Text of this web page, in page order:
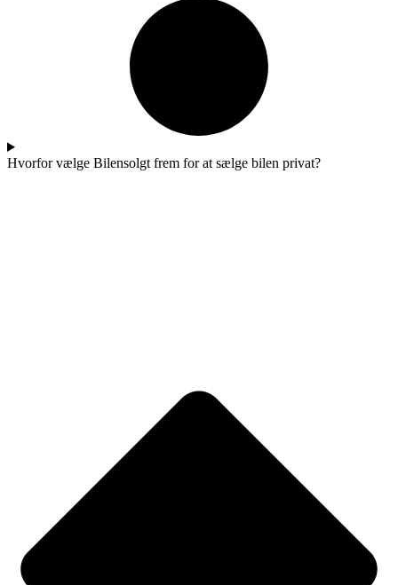
Hvorfor vælge Bilensolgt frem for at sælge bilen privat?